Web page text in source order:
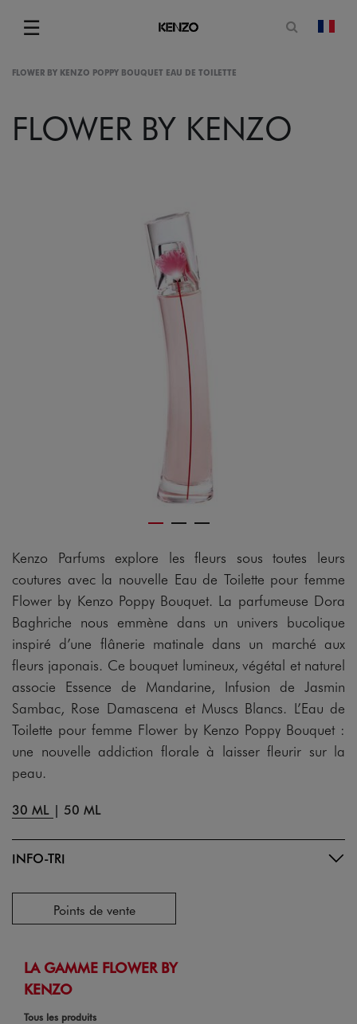
☰
Menu
Ouvrir
FLOWER BY KENZO POPPY BOUQUET EAU DE TOILETTE
FLOWER BY KENZO
Kenzo Parfums explore les fleurs sous toutes leurs
coutures avec la nouvelle Eau de Toilette pour femme
Flower by Kenzo Poppy Bouquet. La parfumeuse Dora
Baghriche nous emmène dans un univers bucolique
inspiré d’une flânerie matinale dans un marché aux
fleurs japonais. Ce bouquet lumineux, végétal et naturel
associe Essence de Mandarine, Infusion de Jasmin
Sambac, Rose Damascena et Muscs Blancs. L’Eau de
Toilette pour femme Flower by Kenzo Poppy Bouquet :
une nouvelle addiction florale à laisser fleurir sur la
peau.
30 ML | 50 ML
INFO-TRI
Points de vente
LA GAMME FLOWER BY
KENZO
Tous les produits